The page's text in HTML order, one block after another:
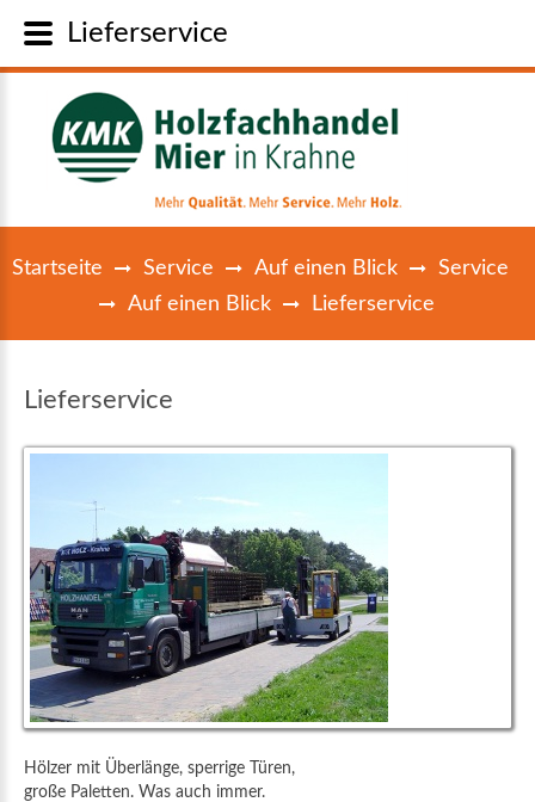
Startseite Service Auf einen Blick
Service
Auf einen Blick
Lieferservice
Lieferservice
Hölzer mit Überlänge, sperrige Türen,
große Paletten. Was auch immer.
Lieferservice